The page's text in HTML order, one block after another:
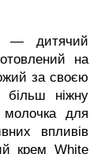
— дитячий
на
за своєю
більш ніжну
молочка для
впливів
крем White